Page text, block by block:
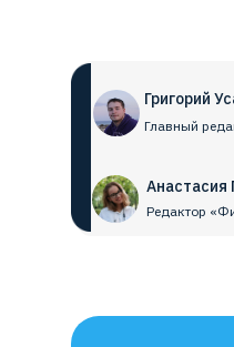
Анастасия
Редактор
Григорий
Главный